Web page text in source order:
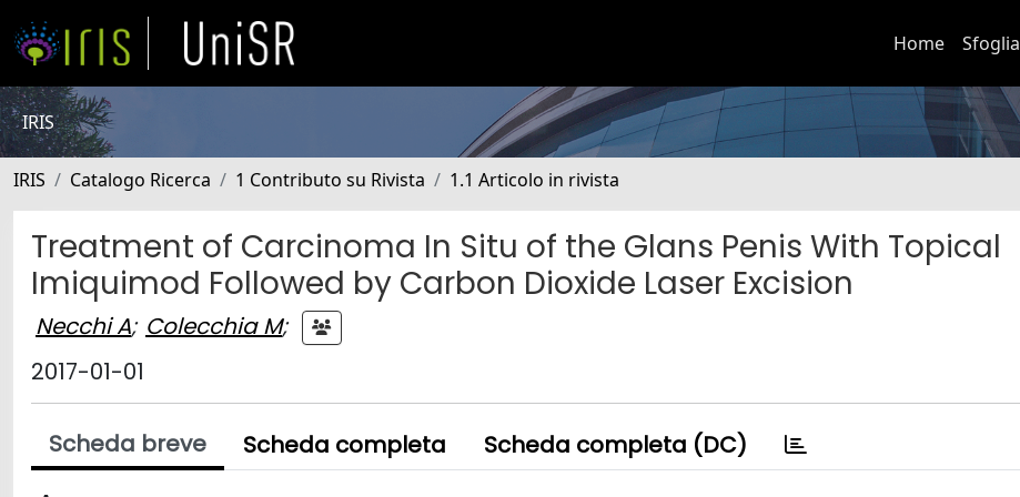
Home Sfoglia
IRIS
IRIS Catalogo Ricerca 1 Contributo su Rivista 1.1 Articolo in rivista
Treatment of Carcinoma In Situ of the Glans Penis With Topical
Imiquimod Followed by Carbon Dioxide Laser Excision
Necchi A; Colecchia M;
2017-01-01
Scheda breve Scheda completa Scheda completa (DC)